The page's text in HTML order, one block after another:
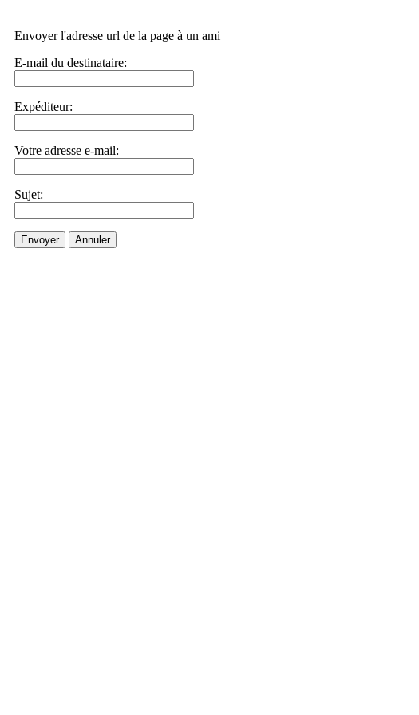
Envoyer l'adresse url de la page à un ami
E-mail du destinataire:
Expéditeur:
Votre adresse e-mail:
Sujet:
Envoyer Annuler